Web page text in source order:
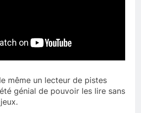
même un lecteur de pistes
génial de pouvoir les lire sans